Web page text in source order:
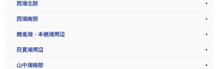
西湖北部
西湖南部
精進湖・本栖湖周辺
田貫湖周辺
山中湖南部